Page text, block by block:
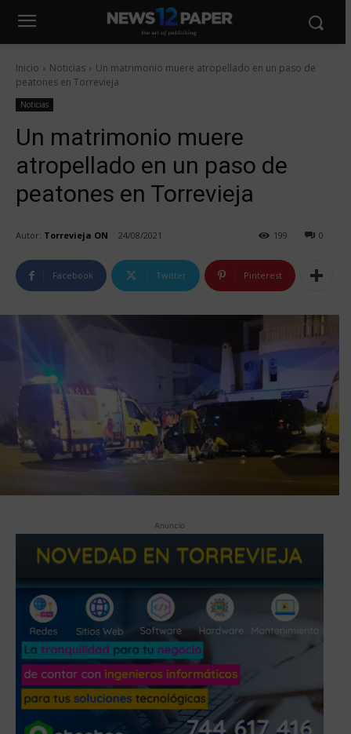
Inicio Noticias
Un matrimonio muere atropellado en un paso de
peatones en Torrevieja
Noticias
Un matrimonio muere
atropellado en un paso de
peatones en Torrevieja
Autor: Torrevieja ON 24/08/2021 0
199
Facebook Twitter Pinterest
Anuncio